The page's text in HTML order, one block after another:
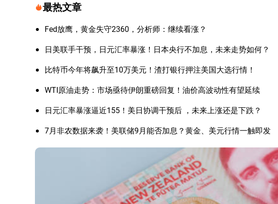
最热文章
Fed放鹰，黄金失守2360，分析师：继续看涨？
日美联手干预，日元汇率暴涨！日本央行不加息，未来走势如何？
比特币今年将飙升至10万美元！渣打银行押注美国大选行情！
WTI原油走势：市场亟待伊朗重磅回复！油价高波动性有望延续
日元汇率暴涨逼近155！美日协调干预后 ，未来上涨还是下跌？
7月非农数据来袭！美联储9月能否加息？黄金、美元行情一触即发